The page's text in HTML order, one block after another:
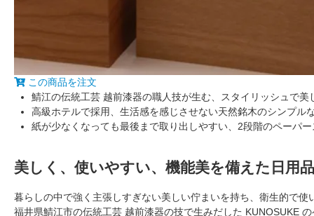
この商品を注文
鯖江の伝統工芸 越前漆器の職人技が生む、スタイリッシュで美
高級ホテルで採用、生活感を感じさせない天然銘木のシンプル
紙が少なくなっても最後まで取り出しやすい、2段階のペーパ
美しく、使いやすい、機能美を備えた日用
暮らしの中で強く主張しすぎない美しい佇まいを持ち、衛生的で
福井県鯖江市の伝統工芸 越前漆器の技で生みだした KUNOSUKE